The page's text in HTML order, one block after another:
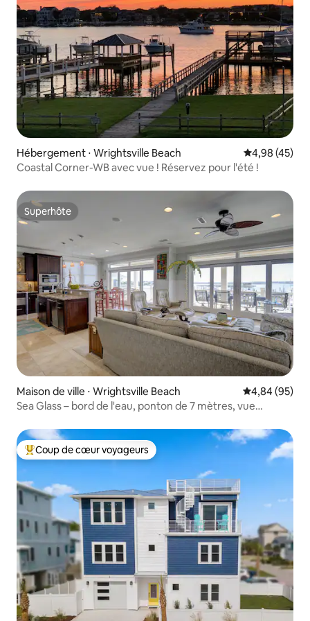
Hébergement ⋅ Wrightsville Beach Évaluation
4,98 (45)
Coastal Corner-WB avec vue ! Réservez pour l'été !
Superhôte
Superhôte
Maison de ville ⋅ Wrightsville Beach Évaluation
4,84 (95)
Sea Glass – bord de l'eau, ponton de 7 mètres, vue
Coups de cœur voyageurs les plus appréciés
Coup de cœur voyageurs